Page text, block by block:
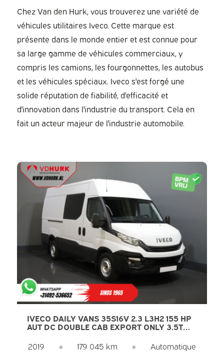
Chez Van den Hurk, vous trouverez une variété de
véhicules utilitaires Iveco. Cette marque est
présente dans le monde entier et est connue pour
sa large gamme de véhicules commerciaux, y
compris les camions, les fourgonnettes, les autobus
et les véhicules spéciaux. Iveco s'est forgé une
solide réputation de fiabilité, d'efficacité et
d'innovation dans l'industrie du transport. Cela en
fait un acteur majeur de l'industrie automobile.
IVECO DAILY VANS 35S16V 2.3 L3H2 155 HP
AUT DC DOUBLE CAB EXPORT ONLY 3.5T
HOOK
2019 ● 179 045 km ● Automatique